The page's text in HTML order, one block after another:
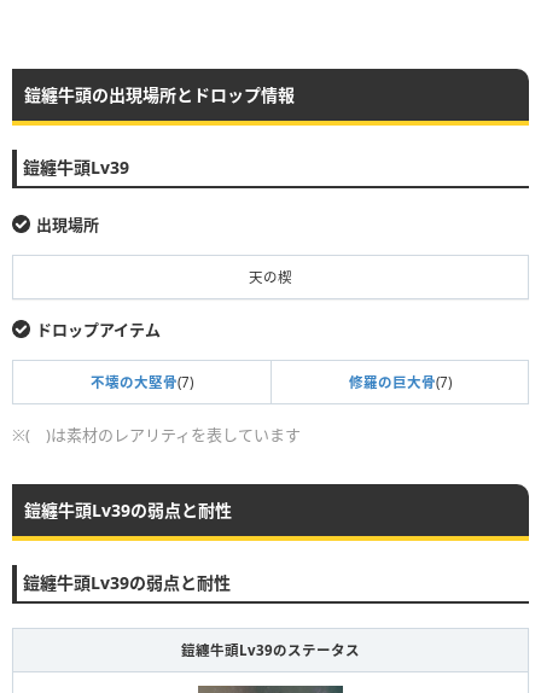
鎧纏牛頭の出現場所とドロップ情報
鎧纏牛頭Lv39
出現場所
天の楔
ドロップアイテム
不壊の大堅骨(7) 修羅の巨大骨(7)
※( )は素材のレアリティを表しています
鎧纏牛頭Lv39の弱点と耐性
鎧纏牛頭Lv39の弱点と耐性
鎧纏牛頭Lv39のステータス